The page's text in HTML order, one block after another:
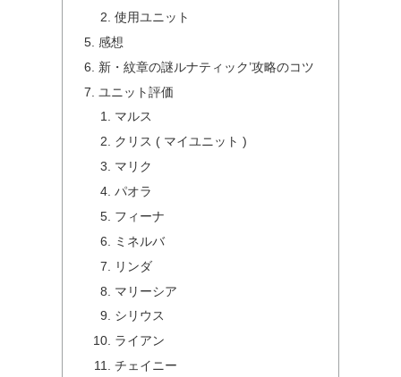
使用ユニット
感想
新・紋章の謎ルナティック’攻略のコツ
ユニット評価
マルス
クリス ( マイユニット )
マリク
パオラ
フィーナ
ミネルバ
リンダ
マリーシア
シリウス
ライアン
チェイニー